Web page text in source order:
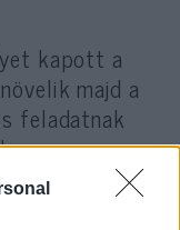
kapott a
majd a
feladatnak